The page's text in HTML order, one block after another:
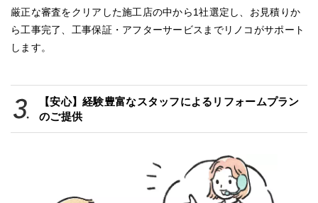
厳正な審査をクリアした施工店の中から1社選定し、お見積りか
ら工事完了、工事保証・アフターサービスまでリノコがサポート
します。
【安心】経験豊富なスタッフによるリフォームプラン
のご提供